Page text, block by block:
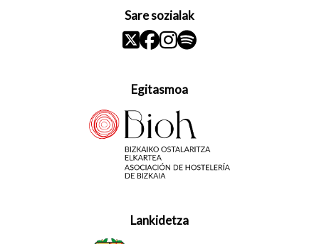
Sare sozialak
Egitasmoa
Lankidetza